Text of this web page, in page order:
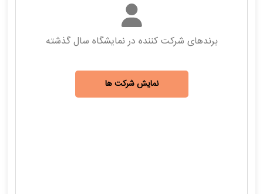
برندهای شرکت کننده در نمایشگاه سال گذشته
نمایش شرکت ها